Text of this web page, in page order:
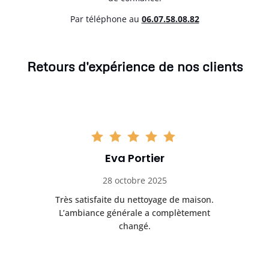
Par téléphone au 06.07.58.08.82
Retours d'expérience de nos clients
Eva Portier
28 octobre 2025
Très satisfaite du nettoyage de maison.
L’ambiance générale a complètement
changé.